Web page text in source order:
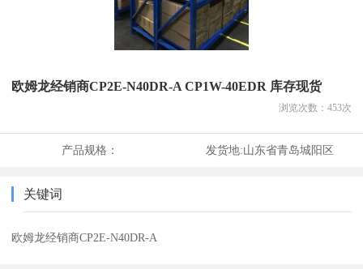
欧姆龙经销商CP2E-N40DR-A CP1W-40EDR 库存现货
浏览次数： 453次
产品规格： 发货地:山东省青岛城阳区
关键词
欧姆龙经销商CP2E-N40DR-A